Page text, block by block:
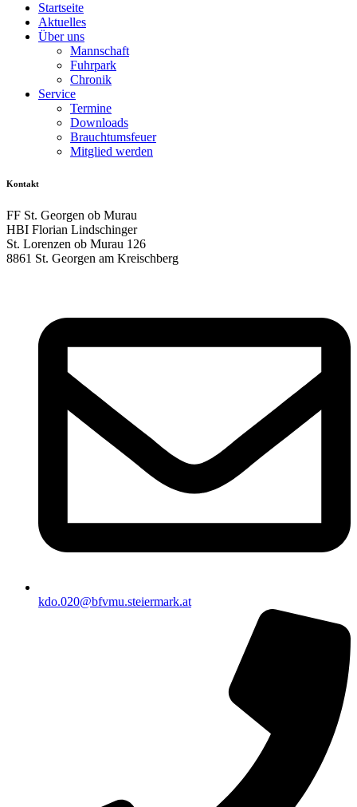
Startseite
Aktuelles
Über uns
Mannschaft
Fuhrpark
Chronik
Service
Termine
Downloads
Brauchtumsfeuer
Mitglied werden
Kontakt
FF St. Georgen ob Murau
HBI Florian Lindschinger
St. Lorenzen ob Murau 126
8861 St. Georgen am Kreischberg
kdo.020@bfvmu.steiermark.at